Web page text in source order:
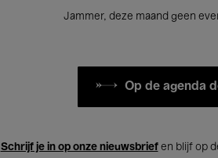
Jammer, deze maand geen
Op de agenda
Schrijf je in op onze nieuwsbriefen blijf op